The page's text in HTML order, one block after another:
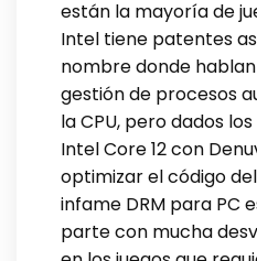
están la mayoría de
Intel tiene patentes
nombre donde
gestión de procesos
la CPU, pero dados
Intel Core 12 con
optimizar el código
infame DRM para PC
parte con mucha